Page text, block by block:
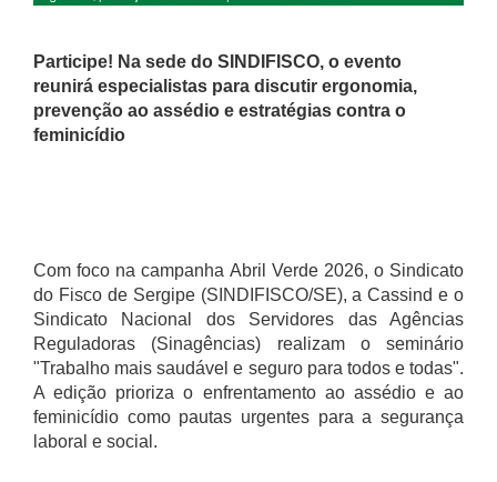
Participe! Na sede do SINDIFISCO, o evento
reunirá especialistas para discutir ergonomia,
prevenção ao assédio e estratégias contra o
feminicídio
Com foco na campanha Abril Verde 2026, o Sindicato
do Fisco de Sergipe (SINDIFISCO/SE), a Cassind e o
Sindicato Nacional dos Servidores das Agências
Reguladoras (Sinagências) realizam o seminário
"Trabalho mais saudável e seguro para todos e todas".
A edição prioriza o enfrentamento ao assédio e ao
feminicídio como pautas urgentes para a segurança
laboral e social.